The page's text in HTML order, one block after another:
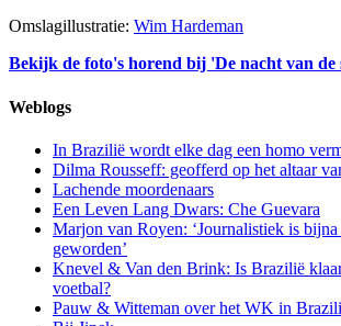
Omslagillustratie: Wim Hardeman
Bekijk de foto's horend bij 'De nacht van de
Weblogs
In Brazilië wordt elke dag een homo
Dilma Rousseff: geofferd op het altaar
Lachende moordenaars
Een Leven Lang Dwars: Che Guevara
Marjon van Royen: ‘Journalistiek is
geworden’
Knevel & Van den Brink: Is Brazilië
voetbal?
Pauw & Witteman over het WK in